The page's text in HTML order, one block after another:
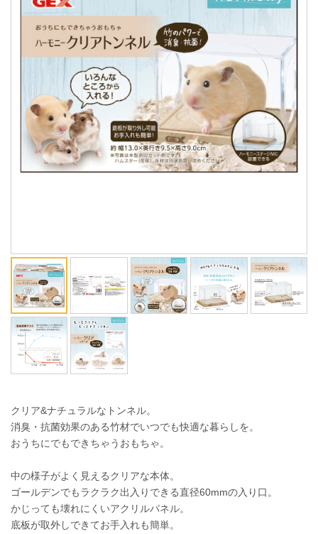
ENGLISH 中文
クリア&ナチュラルなトンネル。
消臭・抗菌効果のある竹材でいつでも快適な暮らしを。
おうちにでもできちゃうおもちゃ。
中の様子がよく見えるクリアな本体。
ゴールデンでもラクラク出入りできる直径60mmの入り口。
かじっても壊れにくいアクリルパネル。
底板が取外しできてお手入れも簡単。